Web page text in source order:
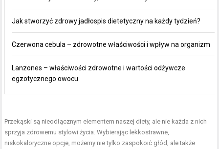
Jak stworzyć zdrowy jadłospis dietetyczny na każdy tydzień?
Czerwona cebula – zdrowotne właściwości i wpływ na organizm
Lanzones – właściwości zdrowotne i wartości odżywcze
egzotycznego owocu
Przekąski są nieodłącznym elementem naszej diety, ale nie każda z nich
sprzyja zdrowemu stylowi życia. Wybierając lekkostrawne,
niskokaloryczne opcje, możemy nie tylko zaspokoić głód, ale także